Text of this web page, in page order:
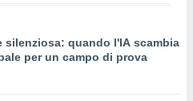
silenziosa: quando l'IA scambia
per un campo di prova